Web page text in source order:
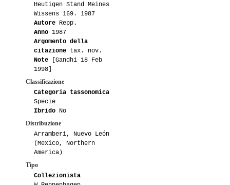
Heutigen Stand Meines
Wissens 169. 1987
Autore Repp.
Anno 1987
Argomento della
citazione tax. nov.
Note [Gandhi 18 Feb
1998]
Classificazione
Categoria tassonomica
Specie
Ibrido No
Distribuzione
Arramberi, Nuevo León
(Mexico, Northern
America)
Tipo
Collezionista